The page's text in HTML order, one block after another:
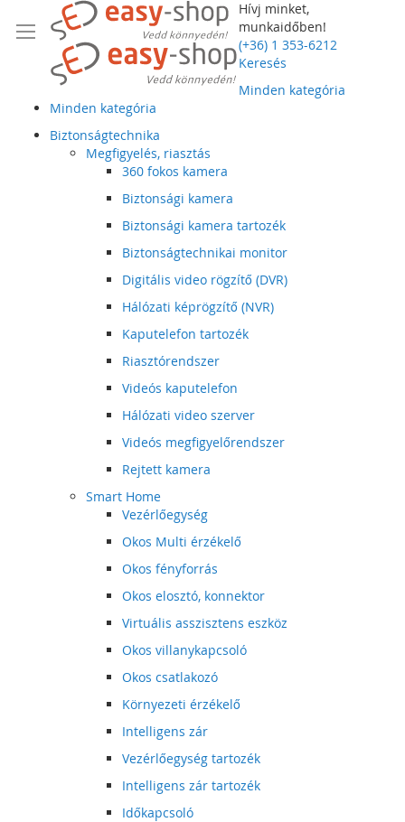
Hívj minket,
munkaidőben!
(+36) 1 353-6212
Keresés
Minden kategória
Minden kategória
Biztonságtechnika
Megfigyelés, riasztás
360 fokos kamera
Biztonsági kamera
Biztonsági kamera tartozék
Biztonságtechnikai monitor
Digitális video rögzítő (DVR)
Hálózati képrögzítő (NVR)
Kaputelefon tartozék
Riasztórendszer
Videós kaputelefon
Hálózati video szerver
Videós megfigyelőrendszer
Rejtett kamera
Smart Home
Vezérlőegység
Okos Multi érzékelő
Okos fényforrás
Okos elosztó, konnektor
Virtuális asszisztens eszköz
Okos villanykapcsoló
Okos csatlakozó
Környezeti érzékelő
Intelligens zár
Vezérlőegység tartozék
Intelligens zár tartozék
Időkapcsoló